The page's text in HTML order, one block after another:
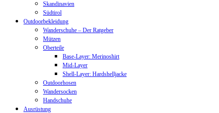
Skandinavien
Südtirol
Outdoorbekleidung
Wanderschuhe – Der Ratgeber
Mützen
Oberteile
Base-Layer: Merinoshirt
Mid-Layer
Shell-Layer: Hardshelljacke
Outdoorhosen
Wandersocken
Handschuhe
Ausrüstung